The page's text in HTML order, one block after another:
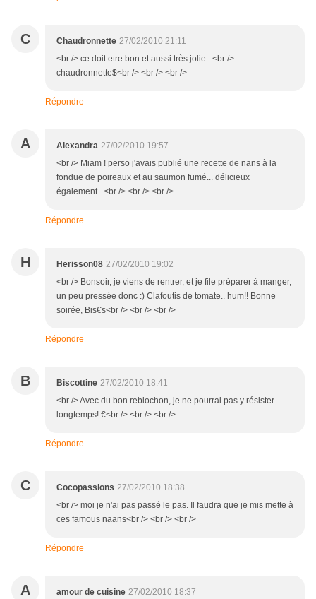
C Chaudronnette 27/02/2010 21:11
<br /> ce doit etre bon et aussi très jolie...<br />
chaudronnette$<br /> <br /> <br />
Répondre
A Alexandra 27/02/2010 19:57
<br /> Miam ! perso j'avais publié une recette de nans à la
fondue de poireaux et au saumon fumé... délicieux
également...<br /> <br /> <br />
Répondre
H Herisson08 27/02/2010 19:02
<br /> Bonsoir, je viens de rentrer, et je file préparer à manger,
un peu pressée donc :) Clafoutis de tomate.. hum!! Bonne
soirée, Bis€s<br /> <br /> <br />
Répondre
B Biscottine 27/02/2010 18:41
<br /> Avec du bon reblochon, je ne pourrai pas y résister
longtemps! €<br /> <br /> <br />
Répondre
C Cocopassions 27/02/2010 18:38
<br /> moi je n'ai pas passé le pas. Il faudra que je mis mette à
ces famous naans<br /> <br /> <br />
Répondre
A amour de cuisine 27/02/2010 18:37